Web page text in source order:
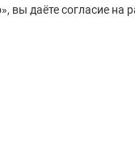
вы даёте согласие на